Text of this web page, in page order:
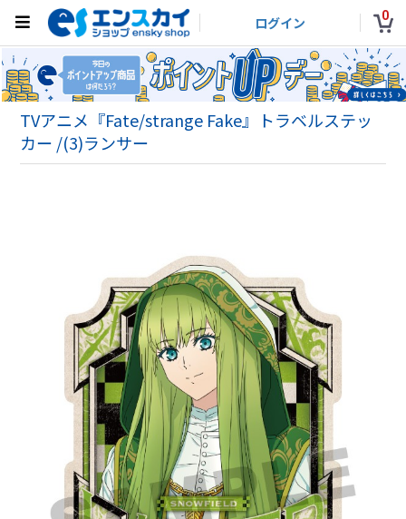
ログイン 0
TVアニメ『Fate/strange Fake』トラベルステッ
カー /(3)ランサー